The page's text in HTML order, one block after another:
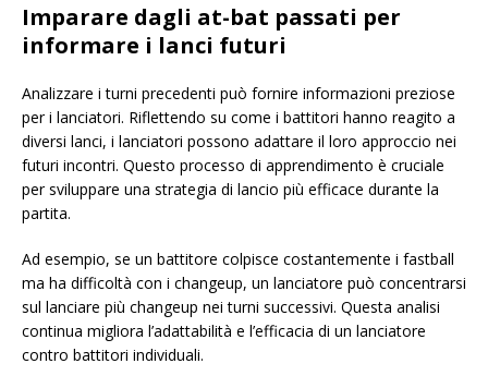
Imparare dagli at-bat passati per
informare i lanci futuri
Analizzare i turni precedenti può fornire informazioni preziose
per i lanciatori. Riflettendo su come i battitori hanno reagito a
diversi lanci, i lanciatori possono adattare il loro approccio nei
futuri incontri. Questo processo di apprendimento è cruciale
per sviluppare una strategia di lancio più efficace durante la
partita.
Ad esempio, se un battitore colpisce costantemente i fastball
ma ha difficoltà con i changeup, un lanciatore può concentrarsi
sul lanciare più changeup nei turni successivi. Questa analisi
continua migliora l’adattabilità e l’efficacia di un lanciatore
contro battitori individuali.